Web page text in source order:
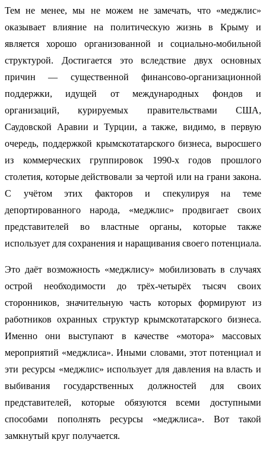
Тем не менее, мы не можем не замечать, что «меджлис»
оказывает влияние на политическую жизнь в Крыму и
является хорошо организованной и социально-мобильной
структурой. Достигается это вследствие двух основных
причин — существенной финансово-организационной
поддержки, идущей от международных фондов и
организаций, курируемых правительствами США,
Саудовской Аравии и Турции, а также, видимо, в первую
очередь, поддержкой крымскотатарского бизнеса, выросшего
из коммерческих группировок 1990-х годов прошлого
столетия, которые действовали за чертой или на грани закона.
С учётом этих факторов и спекулируя на теме
депортированного народа, «меджлис» продвигает своих
представителей во властные органы, которые также
использует для сохранения и наращивания своего потенциала.
Это даёт возможность «меджлису» мобилизовать в случаях
острой необходимости до трёх-четырёх тысяч своих
сторонников, значительную часть которых формируют из
работников охранных структур крымскотатарского бизнеса.
Именно они выступают в качестве «мотора» массовых
мероприятий «меджлиса». Иными словами, этот потенциал и
эти ресурсы «меджлис» использует для давления на власть и
выбивания государственных должностей для своих
представителей, которые обязуются всеми доступными
способами пополнять ресурсы «меджлиса». Вот такой
замкнутый круг получается.